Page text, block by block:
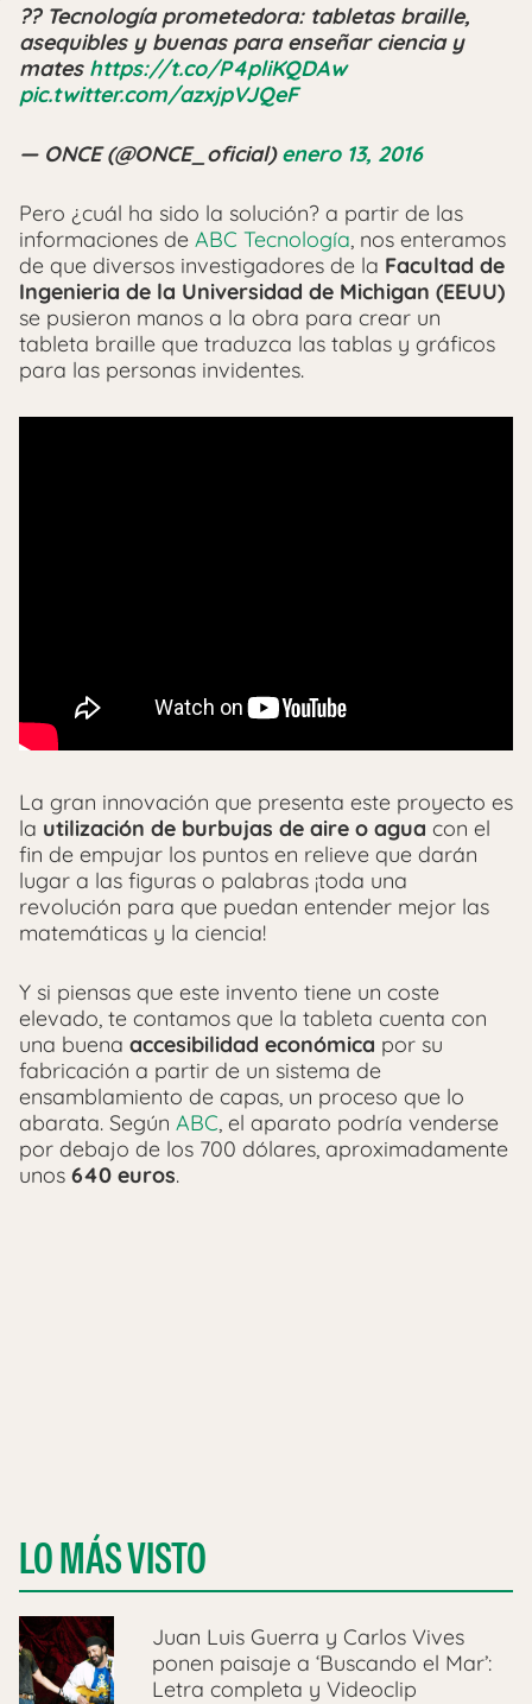
?? Tecnología prometedora: tabletas braille,
asequibles y buenas para enseñar ciencia y
mates https://t.co/P4pliKQDAw
pic.twitter.com/azxjpVJQeF
— ONCE (@ONCE_oficial)enero 13, 2016
Pero ¿cuál ha sido la solución? a partir de las
informaciones de ABC Tecnología, nos enteramos
de que diversos investigadores de la Facultad de
Ingenieria de la Universidad de Michigan (EEUU)
se pusieron manos a la obra para crear un
tableta braille que traduzca las tablas y gráficos
para las personas invidentes.
La gran innovación que presenta este proyecto es
la utilización de burbujas de aire o agua con el
fin de empujar los puntos en relieve que darán
lugar a las figuras o palabras ¡toda una
revolución para que puedan entender mejor las
matemáticas y la ciencia!
Y si piensas que este invento tiene un coste
elevado, te contamos que la tableta cuenta con
una buena accesibilidad económica por su
fabricación a partir de un sistema de
ensamblamiento de capas, un proceso que lo
abarata. Según ABC, el aparato podría venderse
por debajo de los 700 dólares, aproximadamente
unos 640 euros.
LO MÁS VISTO
Juan Luis Guerra y Carlos Vives
ponen paisaje a ‘Buscando el Mar’:
Letra completa y Videoclip